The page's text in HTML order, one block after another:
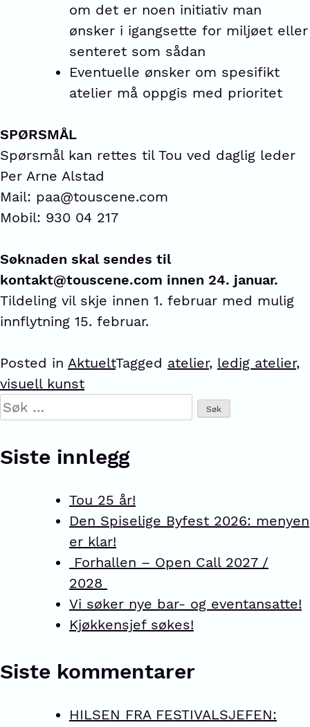
om det er noen initiativ man
ønsker i igangsette for miljøet eller
senteret som sådan
Eventuelle ønsker om spesifikt
atelier må oppgis med prioritet
SPØRSMÅL
Spørsmål kan rettes til Tou ved daglig leder
Per Arne Alstad
Mail: paa@touscene.com
Mobil: 930 04 217
Søknaden skal sendes til
kontakt@touscene.com innen 24. januar.
Tildeling vil skje innen 1. februar med mulig
innflytning 15. februar.
Posted in AktueltTagged atelier, ledig atelier,
visuell kunst
Siste innlegg
Tou 25 år!
Den Spiselige Byfest 2026: menyen
er klar!
Forhallen – Open Call 2027 /
2028
Vi søker nye bar- og eventansatte!
Kjøkkensjef søkes!
Siste kommentarer
HILSEN FRA FESTIVALSJEFEN: